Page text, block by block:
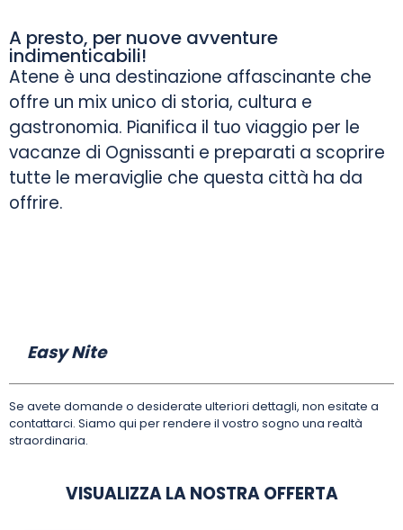
A presto, per nuove avventure
indimenticabili!
Atene è una destinazione affascinante che
offre un mix unico di storia, cultura e
gastronomia. Pianifica il tuo viaggio per le
vacanze di Ognissanti e preparati a scoprire
tutte le meraviglie che questa città ha da
offrire.
Easy Nite
Se avete domande o desiderate ulteriori dettagli, non esitate a
contattarci. Siamo qui per rendere il vostro sogno una realtà
straordinaria.
VISUALIZZA LA NOSTRA OFFERTA